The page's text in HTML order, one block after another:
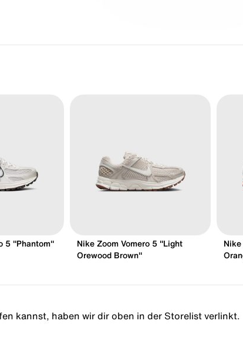
5 "Phantom"
Nike Zoom Vomero 5 "Light
Orewood Brown"
Nike
kannst, haben wir dir oben in der Storelist verlinkt.